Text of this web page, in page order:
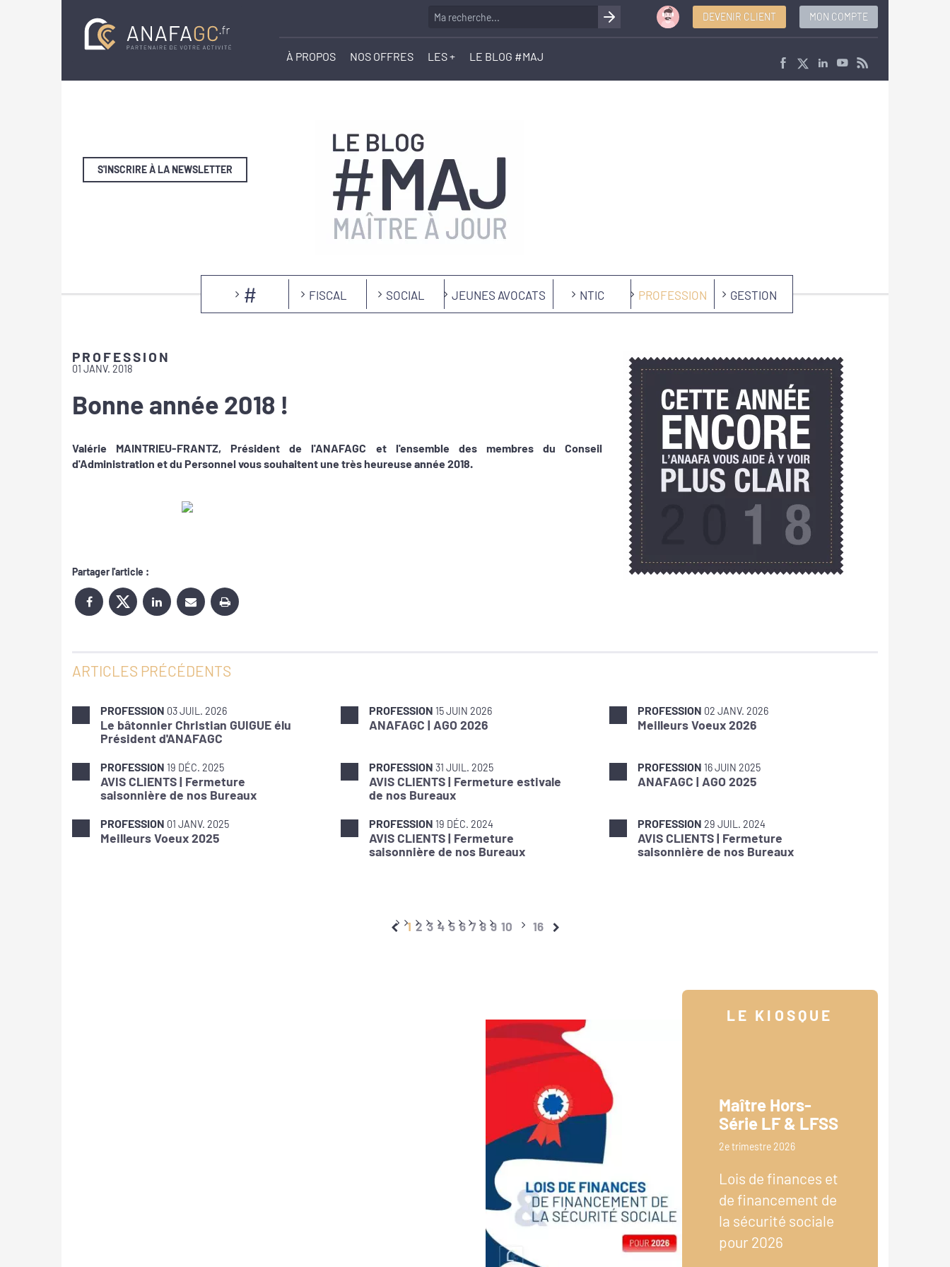
DEVENIR CLIENT MON COMPTE
À PROPOS NOS OFFRES LES + LE BLOG #MAJ
S'INSCRIRE À LA NEWSLETTER
# FISCAL SOCIAL JEUNES AVOCATS NTIC PROFESSION GESTION
PROFESSION
01 JANV. 2018
Bonne année 2018 !
Valérie MAINTRIEU-FRANTZ, Président de l'ANAFAGC et l'ensemble des membres du Conseil
d'Administration et du Personnel vous souhaitent une très heureuse année 2018.
Partager l'article :
ARTICLES PRÉCÉDENTS
PROFESSION 03 JUIL. 2026
Le bâtonnier Christian GUIGUE élu
Président d'ANAFAGC
PROFESSION 15 JUIN 2026
ANAFAGC | AGO 2026
PROFESSION 02 JANV. 2026
Meilleurs Voeux 2026
PROFESSION 19 DÉC. 2025
AVIS CLIENTS | Fermeture
saisonnière de nos Bureaux
PROFESSION 31 JUIL. 2025
AVIS CLIENTS | Fermeture estivale
de nos Bureaux
PROFESSION 16 JUIN 2025
ANAFAGC | AGO 2025
PROFESSION 01 JANV. 2025
Meilleurs Voeux 2025
PROFESSION 19 DÉC. 2024
AVIS CLIENTS | Fermeture
saisonnière de nos Bureaux
PROFESSION 29 JUIL. 2024
AVIS CLIENTS | Fermeture
saisonnière de nos Bureaux
1 2 3 4 5 6 7 8 9 10 16
LE KIOSQUE
Maître Hors-
Série LF & LFSS
2e trimestre 2026
Lois de finances et
de financement de
la sécurité sociale
pour 2026